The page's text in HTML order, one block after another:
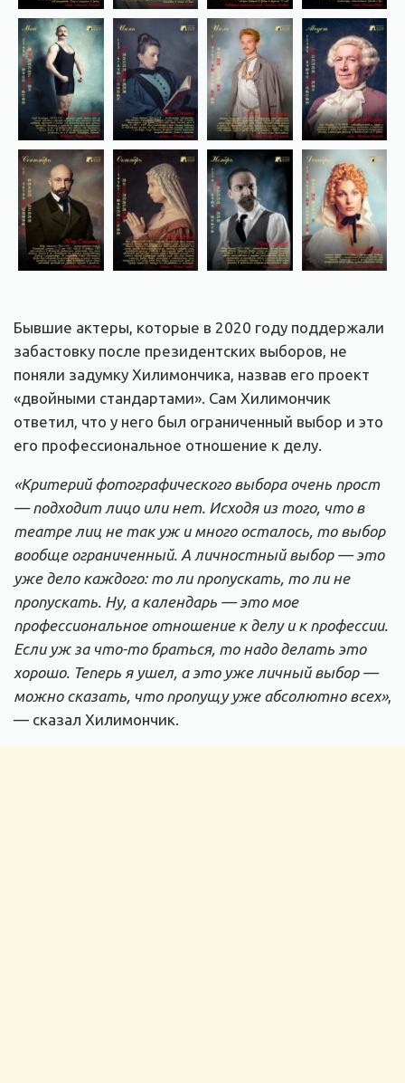
Бывшие актеры, которые в 2020 году поддержали
забастовку после президентских выборов, не
поняли задумку Хилимончика, назвав его проект
«двойными стандартами». Сам Хилимончик
ответил, что у него был ограниченный выбор и это
его профессиональное отношение к делу.
«Критерий фотографического выбора очень прост
— подходит лицо или нет. Исходя из того, что в
театре лиц не так уж и много осталось, то выбор
вообще ограниченный. А личностный выбор — это
уже дело каждого: то ли пропускать, то ли не
пропускать. Ну, а календарь — это мое
профессиональное отношение к делу и к профессии.
Если уж за что-то браться, то надо делать это
хорошо. Теперь я ушел, а это уже личный выбор —
можно сказать, что пропущу уже абсолютно всех»,
— сказал Хилимончик.